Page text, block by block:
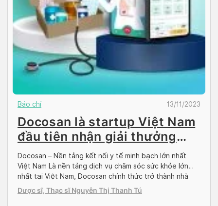
Báo chí 13/11/2023
Docosan là startup Việt Nam
đầu tiên nhận giải thưởng
Tiên phong Công nghệ tại
Diễn đàn Kinh tế Thế giới
Docosan – Nền tảng kết nối y tế minh bạch lớn nhất
Việt Nam Là nền tảng dịch vụ chăm sóc sức khỏe lớn
nhất tại Việt Nam, Docosan chính thức trở thành nhà
Tiên phong Công nghệ tại Diễn đàn Kinh tế Thế giới. Sự
kiện này là dấu mốc quan trong cho lĩnh […]
Dược sĩ, Thạc sĩ Nguyễn Thị Thanh Tú